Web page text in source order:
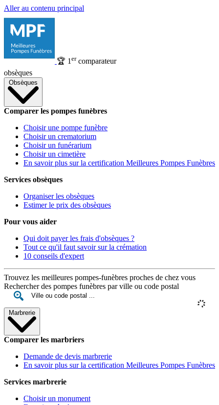
Aller au contenu principal
🏆 1 ercomparateur
obsèques
Obsèques
Comparer les pompes funèbres
Choisir une pompe funèbre
Choisir un crematorium
Choisir un funérarium
Choisir un cimetière
En savoir plus sur la certification Meilleures Pompes Funèbres
Services obsèques
Organiser les obsèques
Estimer le prix des obsèques
Pour vous aider
Qui doit payer les frais d'obsèques ?
Tout ce qu'il faut savoir sur la crémation
10 conseils d'expert
Trouvez les meilleures pompes-funèbres proches de chez vous
Rechercher des pompes funèbres par ville ou code postal
Marbrerie
Comparer les marbriers
Demande de devis marbrerie
En savoir plus sur la certification Meilleures Pompes Funèbres
Services marbrerie
Choisir un monument